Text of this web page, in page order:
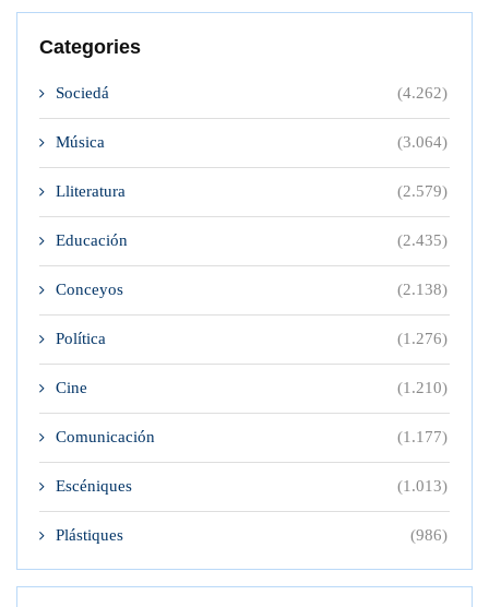
Categories
Sociedá (4.262)
Música (3.064)
Lliteratura (2.579)
Educación (2.435)
Conceyos (2.138)
Política (1.276)
Cine (1.210)
Comunicación (1.177)
Escéniques (1.013)
Plástiques (986)